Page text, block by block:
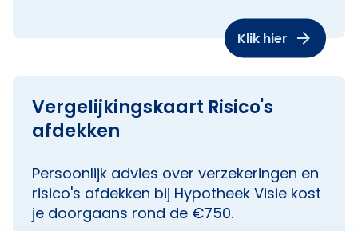
Klik hier
Vergelijkingskaart Risico's
afdekken
Persoonlijk advies over verzekeringen en
risico's afdekken bij Hypotheek Visie kost
je doorgaans rond de €750.